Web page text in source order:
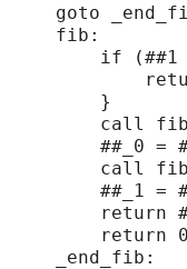
goto
fib:
if (##1
    }
call
##_0 =
call
##_1 =
return
return
_end_fib: